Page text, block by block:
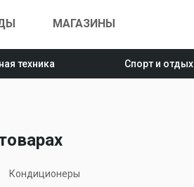
МАГАЗИНЫ
техника Спорт и отдых
Кондиционеры